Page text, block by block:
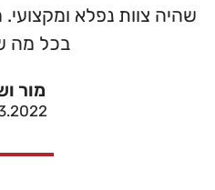
שהיה צוות נפלא ומקצועי.
בכל מה
מור